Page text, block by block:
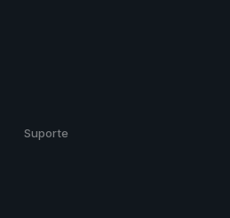
Suporte